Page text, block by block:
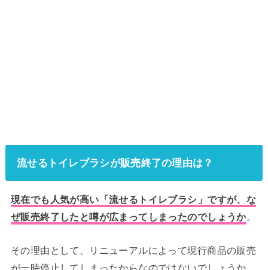
流せるトイレブラシが販売終了の理由は？
現在でも人気が高い「流せるトイレブラシ」ですが、な
ぜ販売終了したと噂が広まってしまったのでしょうか。
その理由として、リニューアルによって現行商品の販売
が一時停止してしまったからなのではないでしょうか。